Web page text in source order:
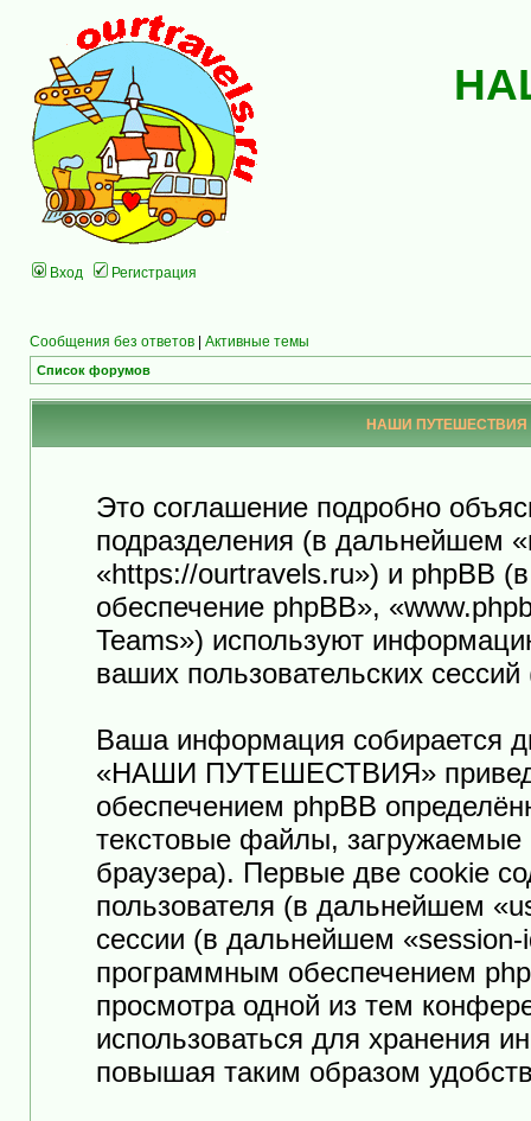
Вход Регистрация
Сообщения без ответов | Активные темы
Список форумов
НАШИ ПУТЕШЕСТВИЯ -
Это соглашение подробно
подразделения (в
«https://ourtravels.ru») и phpBB
обеспечение phpBB»,
Teams») используют
ваших пользовательских
Ваша информация собирается
«НАШИ ПУТЕШЕСТВИЯ»
обеспечением phpBB
текстовые файлы,
браузера). Первые две cookie
пользователя (в дальнейшем
сессии (в дальнейшем
программным обеспечением
просмотра одной из тем
использоваться для хранения
повышая таким образом